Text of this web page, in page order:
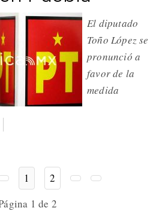
El diputado
Toño López se
pronunció a
favor de la
medida
1
2
1 de 2